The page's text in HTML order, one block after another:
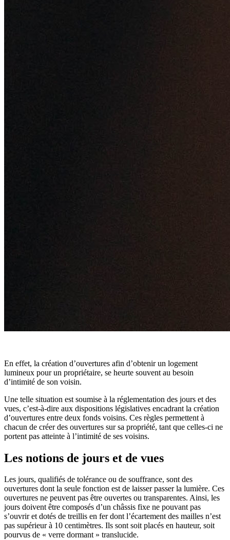
En effet, la création d’ouvertures afin d’obtenir un logement
lumineux pour un propriétaire, se heurte souvent au besoin
d’intimité de son voisin.
Une telle situation est soumise à la réglementation des jours et des
vues, c’est-à-dire aux dispositions législatives encadrant la création
d’ouvertures entre deux fonds voisins. Ces règles permettent à
chacun de créer des ouvertures sur sa propriété, tant que celles-ci ne
portent pas atteinte à l’intimité de ses voisins.
Les notions de jours et de vues
Les jours, qualifiés de tolérance ou de souffrance, sont des
ouvertures dont la seule fonction est de laisser passer la lumière. Ces
ouvertures ne peuvent pas être ouvertes ou transparentes. Ainsi, les
jours doivent être composés d’un châssis fixe ne pouvant pas
s’ouvrir et dotés de treillis en fer dont l’écartement des mailles n’est
pas supérieur à 10 centimètres. Ils sont soit placés en hauteur, soit
pourvus de « verre dormant » translucide.